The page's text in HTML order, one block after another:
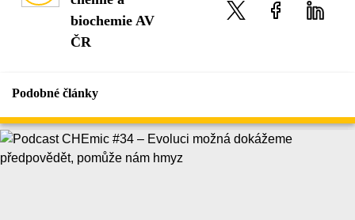
biochemie AV
ČR
Podobné články